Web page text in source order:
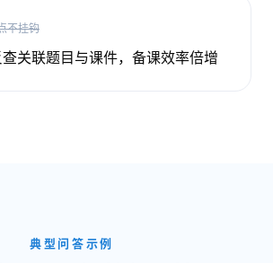
不挂钩
关联题目与课件，备课效率倍增
典型问答示例